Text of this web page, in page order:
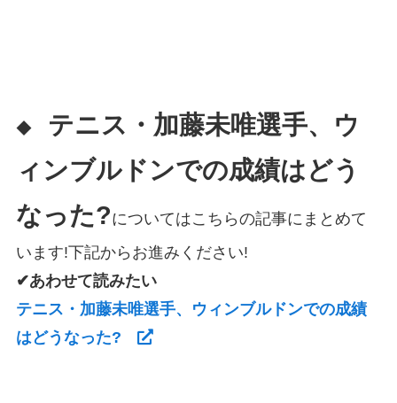
◆
テニス・加藤未唯選手、ウ
ィンブルドンでの成績はどう
なった?についてはこちらの記事にまとめて
います!下記からお進みください!
✔あわせて読みたい
テニス・加藤未唯選手、ウィンブルドンでの成績
はどうなった?